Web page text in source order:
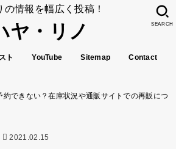
の情報を幅広く投稿！
ヤ・リノ
ト YouTube Sitemap Contact
SEARCH
約できない？在庫状況や通販サイトでの再販につ
2021.02.15